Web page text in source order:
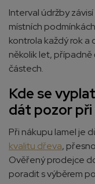
Interval údržby
místních
kontrola každý rok
několik let, případně
částech.
Kde se
dát pozor při
Při nákupu lamel je
kvalitu dřeva,
Ověřený prodejce
poradit s výběrem